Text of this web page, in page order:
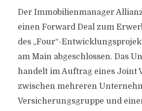
Der Immobilienmanager
einen Forward Deal zum
des „Four“-
am Main abgeschlossen. Das
handelt im Auftrag eines Joint
zwischen mehreren
Versicherungsgruppe und